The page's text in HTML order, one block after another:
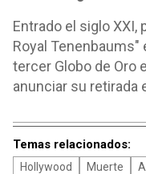
Entrado el siglo XXI,
Royal Tenenbaums"
tercer Globo de Oro
anunciar su retirada
Temas relacionados:
Hollywood Muerte